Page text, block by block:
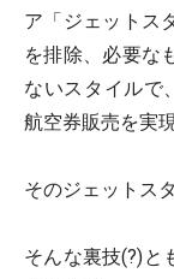
ア「ジェットス
を排除、必要な
ないスタイルで
航空券販売を実
そのジェットス
そんな裏技(?)と